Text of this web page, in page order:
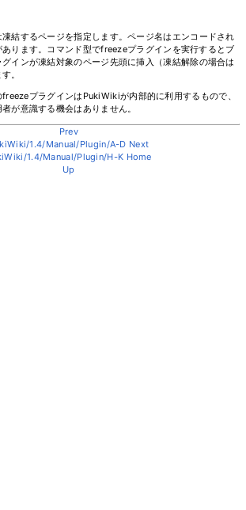
結するページを指定します。ページ名はエンコードされ
ります。コマンド型でfreezeプラグインを実行するとブ
グインが凍結対象のページ先頭に挿入（凍結解除の場合は
。
freezeプラグインはPukiWikiが内部的に利用するもので、
が意識する機会はありません。
Prev
1.4/Manual/Plugin/A-D Next
1.4/Manual/Plugin/H-K Home
Up